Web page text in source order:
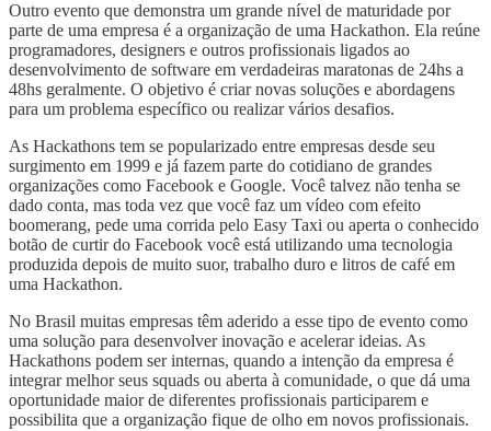
Outro evento que demonstra um grande nível de maturidade por
parte de uma empresa é a organização de uma Hackathon. Ela reúne
programadores, designers e outros profissionais ligados ao
desenvolvimento de software em verdadeiras maratonas de 24hs a
48hs geralmente. O objetivo é criar novas soluções e abordagens
para um problema específico ou realizar vários desafios.
As Hackathons tem se popularizado entre empresas desde seu
surgimento em 1999 e já fazem parte do cotidiano de grandes
organizações como Facebook e Google. Você talvez não tenha se
dado conta, mas toda vez que você faz um vídeo com efeito
boomerang, pede uma corrida pelo Easy Taxi ou aperta o conhecido
botão de curtir do Facebook você está utilizando uma tecnologia
produzida depois de muito suor, trabalho duro e litros de café em
uma Hackathon.
No Brasil muitas empresas têm aderido a esse tipo de evento como
uma solução para desenvolver inovação e acelerar ideias. As
Hackathons podem ser internas, quando a intenção da empresa é
integrar melhor seus squads ou aberta à comunidade, o que dá uma
oportunidade maior de diferentes profissionais participarem e
possibilita que a organização fique de olho em novos profissionais.